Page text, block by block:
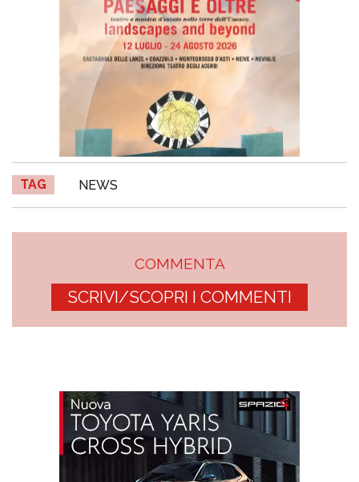
TAG NEWS
COMMENTA
SCRIVI/SCOPRI I COMMENTI